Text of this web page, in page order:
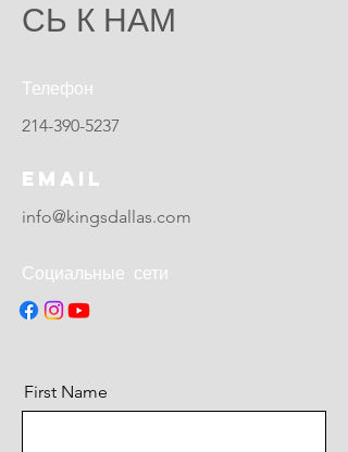
СЬ К НАМ
Телефон
214-390-5237
Email
info@kingsdallas.com
Социальные сети
First Name